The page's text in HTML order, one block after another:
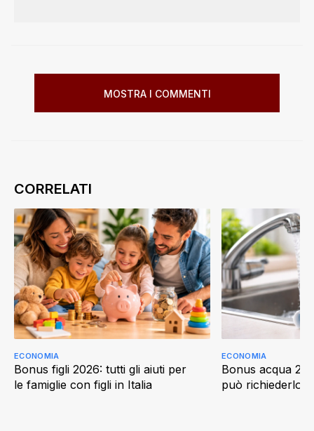
MOSTRA I COMMENTI
Bonus figli 2026: tutti gli aiuti per
le famiglie con figli in Italia
ECONOMIA
Bonus acqua
può richiederlo
ECONOMIA